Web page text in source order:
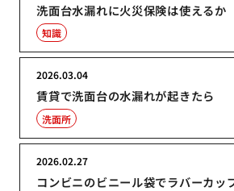
洗面台水漏れに火災保険は使えるか
知識
賃貸で洗面台の水漏れが起きたら
2026.03.04
洗面所
コンビニのビニール袋でラバーカッ
2026.02.27